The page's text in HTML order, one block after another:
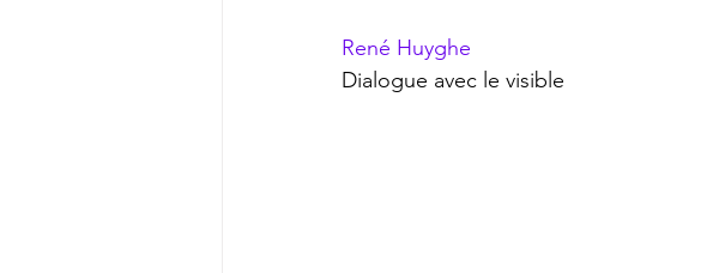
René Huyghe
Dialogue avec le visible